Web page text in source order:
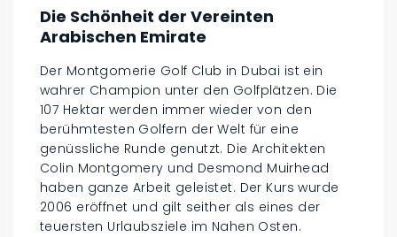
Die Schönheit der Vereinten
Arabischen Emirate
Der Montgomerie Golf Club in Dubai ist ein
wahrer Champion unter den Golfplätzen. Die
107 Hektar werden immer wieder von den
berühmtesten Golfern der Welt für eine
genüssliche Runde genutzt. Die Architekten
Colin Montgomery und Desmond Muirhead
haben ganze Arbeit geleistet. Der Kurs wurde
2006 eröffnet und gilt seither als eines der
teuersten Urlaubsziele im Nahen Osten.